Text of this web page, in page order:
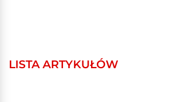
LISTA ARTYKUŁÓW